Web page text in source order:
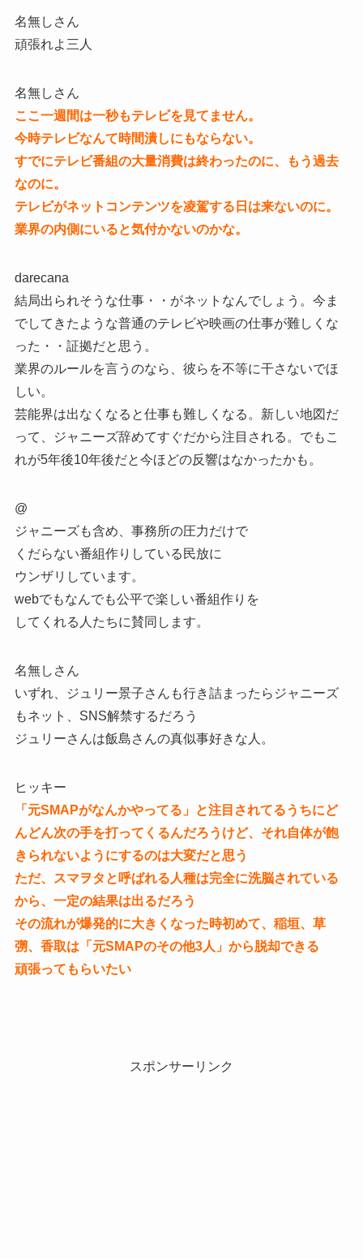
名無しさん
頑張れよ三人
名無しさん
ここ一週間は一秒もテレビを見てません。
今時テレビなんて時間潰しにもならない。
すでにテレビ番組の大量消費は終わったのに、もう過去
なのに。
テレビがネットコンテンツを凌駕する日は来ないのに。
業界の内側にいると気付かないのかな。
darecana
結局出られそうな仕事・・がネットなんでしょう。今ま
でしてきたような普通のテレビや映画の仕事が難しくな
った・・証拠だと思う。
業界のルールを言うのなら、彼らを不等に干さないでほ
しい。
芸能界は出なくなると仕事も難しくなる。新しい地図だ
って、ジャニーズ辞めてすぐだから注目される。でもこ
れが5年後10年後だと今ほどの反響はなかったかも。
@
ジャニーズも含め、事務所の圧力だけで
くだらない番組作りしている民放に
ウンザリしています。
webでもなんでも公平で楽しい番組作りを
してくれる人たちに賛同します。
名無しさん
いずれ、ジュリー景子さんも行き詰まったらジャニーズ
もネット、SNS解禁するだろう
ジュリーさんは飯島さんの真似事好きな人。
ヒッキー
「元SMAPがなんかやってる」と注目されてるうちにど
んどん次の手を打ってくるんだろうけど、それ自体が飽
きられないようにするのは大変だと思う
ただ、スマヲタと呼ばれる人種は完全に洗脳されている
から、一定の結果は出るだろう
その流れが爆発的に大きくなった時初めて、稲垣、草
彅、香取は「元SMAPのその他3人」から脱却できる
頑張ってもらいたい
スポンサーリンク